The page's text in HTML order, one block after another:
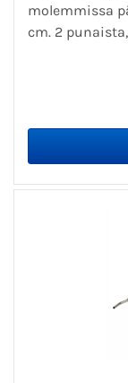
molemmissa
cm. 2